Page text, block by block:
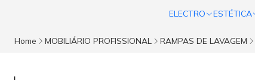
ELECTRO ESTÉTICA
Home MOBILIÁRIO PROFISSIONAL RAMPAS DE LAVAGEM